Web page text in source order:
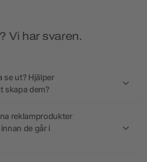
Vi har svaren.
se ut? Hjälper
skapa dem?
reklamprodukter
de går i